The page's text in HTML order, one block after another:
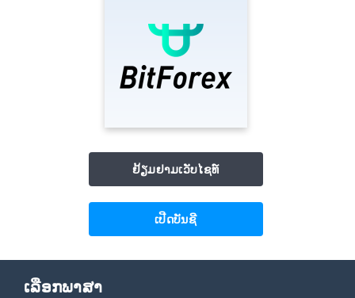
ຢ້ຽມຢາມເວັບໄຊທ໌
ເປີດບັນຊີ
ເລືອກພາສາ